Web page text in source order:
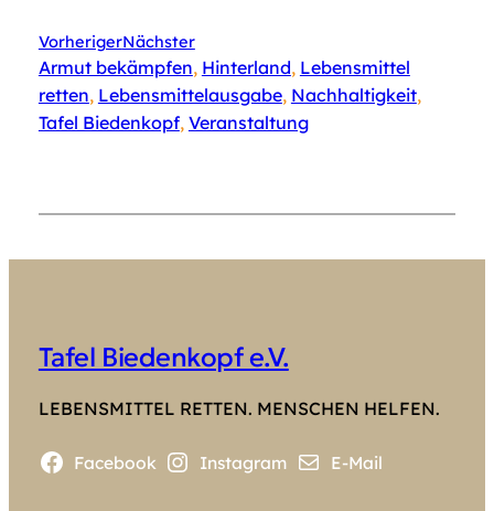
VorherigerNächster
Armut bekämpfen, Hinterland, Lebensmittel
retten, Lebensmittelausgabe, Nachhaltigkeit ,
Tafel Biedenkopf, Veranstaltung
Tafel Biedenkopf e.V.
LEBENSMITTEL RETTEN. MENSCHEN HELFEN.
Facebook Instagram E-Mail